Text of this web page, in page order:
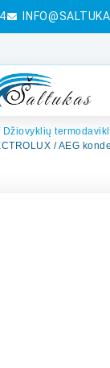
Džiovyklių
/ AEG